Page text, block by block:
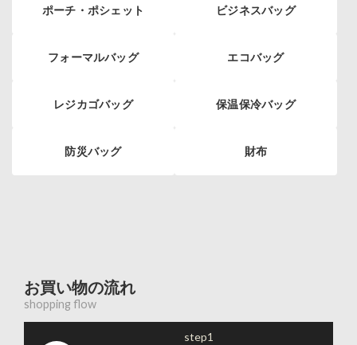
ポーチ・ポシェット ビジネスバッグ
フォーマルバッグ エコバッグ
レジカゴバッグ 保温保冷バッグ
防災バッグ 財布
お買い物の流れ
shopping flow
step1